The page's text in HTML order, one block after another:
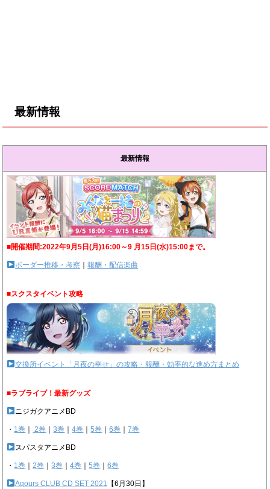
最新情報
最新情報
■開催期間:2022年9月5日(月)16:00～9 月15日(水)15:00まで。
ボーダー推移・考察 ｜報酬・配信楽曲
■スクスタイベント攻略
交換所イベント「月夜の幸せ」の攻略・報酬・効率的な進め方まとめ
■ラブライブ！最新グッズ
ニジガクアニメBD
・ 1巻 2巻 ｜3巻 ｜4巻 ｜5巻 ｜6巻 ｜7巻
スパスタアニメBD
・ 1巻 ｜2巻 ｜3巻 ｜4巻 ｜5巻 ｜6巻
Aqours CLUB CD SET 2021 【6月30日】